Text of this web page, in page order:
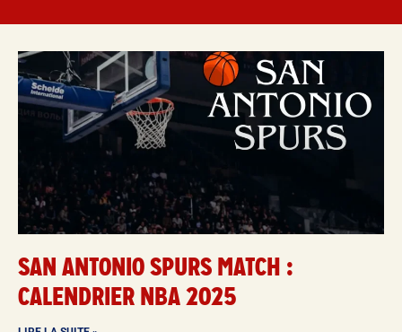
SAN ANTONIO SPURS MATCH :
CALENDRIER NBA 2025